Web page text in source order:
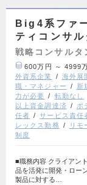
Big4系ファ
ティコンサ
戦略コンサルタ
600万円 ～ 4999
外資系企業
海外展
職・マネジャー
新
力が必要
転勤なし
以上資金調達済
ポ
任者
サービス責任
レックス勤務
リモ
制度
■職務内容 クライアン
品を活発に開発・ロー
製品に対する…